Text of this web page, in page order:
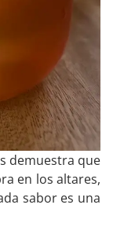
demuestra que
en los altares,
sabor es una